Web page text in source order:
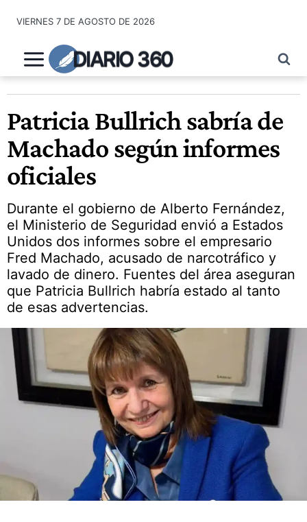
contenido
VIERNES 7 DE AGOSTO DE 2026
DIARIO 360
Patricia Bullrich sabría de
Machado según informes
oficiales
Durante el gobierno de Alberto Fernández,
el Ministerio de Seguridad envió a Estados
Unidos dos informes sobre el empresario
Fred Machado, acusado de narcotráfico y
lavado de dinero. Fuentes del área aseguran
que Patricia Bullrich habría estado al tanto
de esas advertencias.